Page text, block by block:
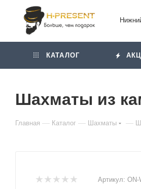
КАТАЛОГ
Шахматы из
Главная — Каталог — Шахматы —
Артикул: ON-